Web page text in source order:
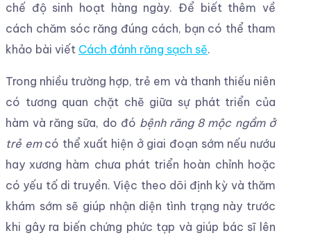
chế độ sinh hoạt hàng ngày. Để biết thêm về
cách chăm sóc răng đúng cách, bạn có thể tham
khảo bài viết Cách đánh răng sạch sẽ.
Trong nhiều trường hợp, trẻ em và thanh thiếu niên
có tương quan chặt chẽ giữa sự phát triển của
hàm và răng sữa, do đó bệnh răng 8 mộc ngầm ở
trẻ emcó thể xuất hiện ở giai đoạn sớm nếu nướu
hay xương hàm chưa phát triển hoàn chỉnh hoặc
có yếu tố di truyền. Việc theo dõi định kỳ và thăm
khám sớm sẽ giúp nhận diện tình trạng này trước
khi gây ra biến chứng phức tạp và giúp bác sĩ lên